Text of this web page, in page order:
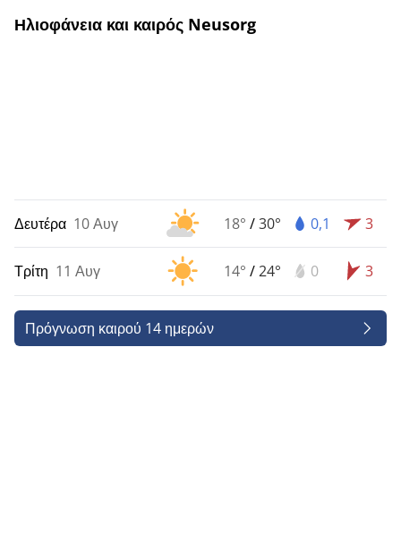
Ηλιοφάνεια και καιρός Neusorg
Δευτέρα 10 Αυγ 18° /30° 0,1 3
Τρίτη 11 Αυγ 14° /24° 0 3
Πρόγνωση καιρού 14 ημερών